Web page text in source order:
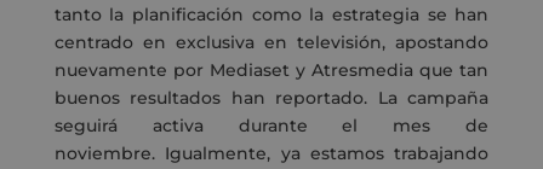
tanto la planificación como la estrategia se han
centrado en exclusiva en televisión, apostando
nuevamente por Mediaset y Atresmedia que tan
buenos resultados han reportado. La campaña
seguirá activa durante el mes de
noviembre. Igualmente, ya estamos trabajando